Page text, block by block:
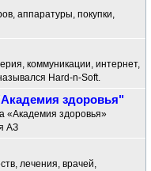
аппаратуры, покупки,
коммуникации, интернет,
Hard-n-Soft.
здоровья"
«Академия здоровья»
АЗ
лечения, врачей,